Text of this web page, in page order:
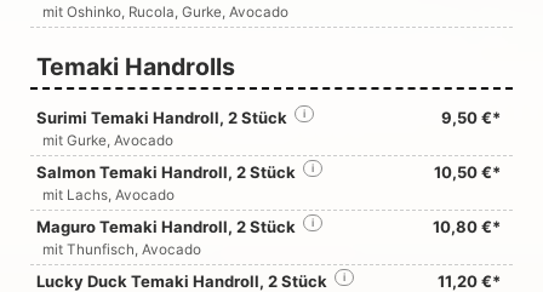
mit Oshinko, Rucola, Gurke, Avocado
Temaki Handrolls
Surimi Temaki Handroll, 2 Stück 9,50 €*
i
mit Gurke, Avocado
Salmon Temaki Handroll, 2 Stück 10,50 €*
i
mit Lachs, Avocado
Maguro Temaki Handroll, 2 Stück 10,80 €*
i
mit Thunfisch, Avocado
Lucky Duck Temaki Handroll, 2 Stück 11,20 €*
i